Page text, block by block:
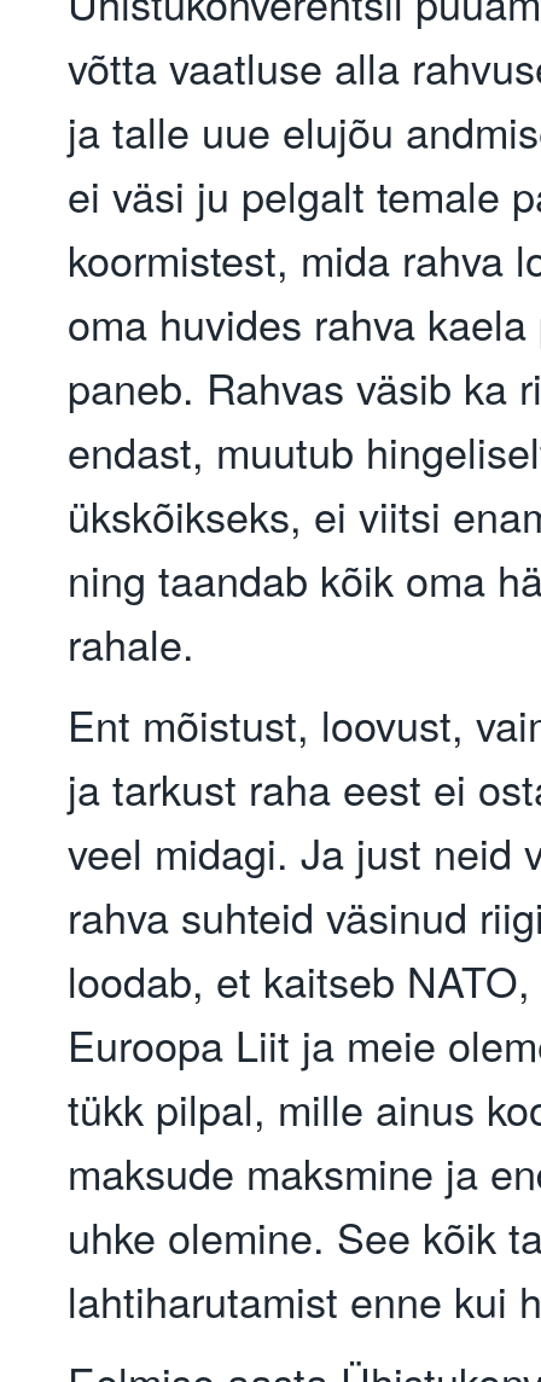
võtta vaatluse alla
ja talle uue elujõu
ei väsi ju pelgalt temale
koormistest, mida rahva
oma huvides rahva
paneb. Rahvas väsib ka
endast, muutub
ükskõikseks, ei viitsi
ning taandab kõik oma
rahale.
Ent mõistust, loovust,
ja tarkust raha eest ei
veel midagi. Ja just neid
rahva suhteid väsinud
loodab, et kaitseb
Euroopa Liit ja meie
tükk pilpal, mille ainus
maksude maksmine ja
uhke olemine. See kõik
lahtiharutamist enne kui